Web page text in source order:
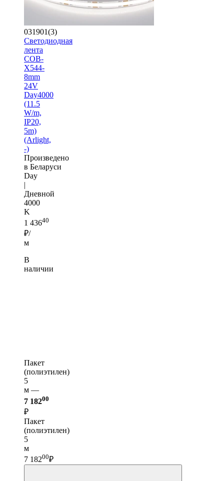
031901(3)
Светодиодная
лента
COB-
X544-
8mm
24V
Day4000
(11.5
W/m,
IP20,
5m)
(Arlight,
-)
Произведено
в Беларуси
Day
|
Дневной
4000
K
1 43640
₽/
м
В
наличии
Пакет
(полиэтилен)
5
м —
7 18200
₽
Пакет
(полиэтилен)
5
м
7 18200₽